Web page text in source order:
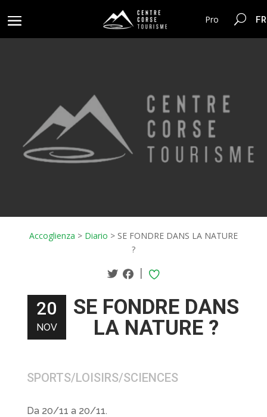
Pro
Accoglienza > Diario > SE FONDRE DANS LA NATURE
?
|
20
NOV
SE FONDRE DANS
LA NATURE ?
SPORTS/LOISIRS/SCIENCES
Da 20/11 a 20/11.